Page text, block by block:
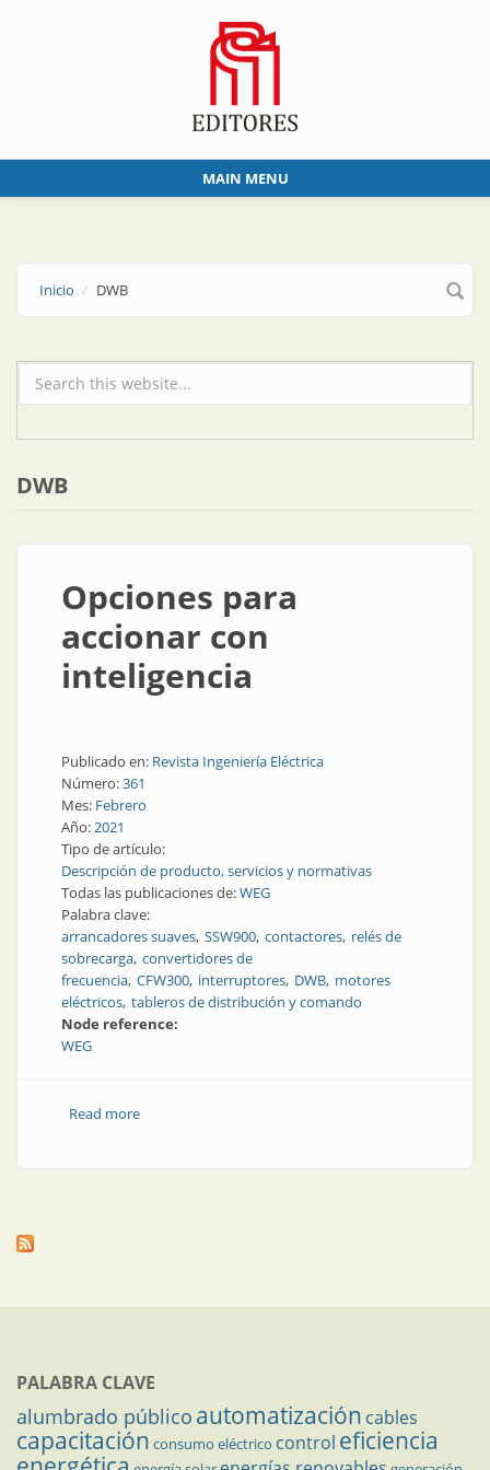
MAIN MENU
Inicio DWB
Formulario de búsqueda
DWB
Opciones para
accionar con
inteligencia
Publicado en: Revista Ingeniería Eléctrica
Número:361
Mes: Febrero
Año:2021
Tipo de artículo:
Descripción de producto, servicios y normativas
Todas las publicaciones de:WEG
Palabra clave:
arrancadores suaves SSW900 contactores relés de
sobrecarga convertidores de
frecuencia CFW300 interruptores DWB motores
eléctricos tableros de distribución y comando
Node reference:
WEG
Read moreabout Opciones para accionar con inteligencia
PALABRA CLAVE
alumbrado público automatización cables
capacitación consumo eléctrico control eficiencia